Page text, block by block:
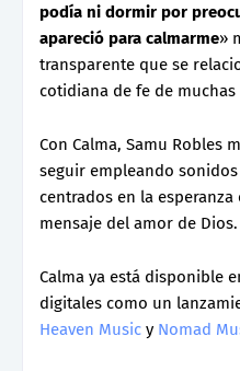
podía ni dormir por
apareció para calmarme»
transparente que se
cotidiana de fe de muchas
Con Calma, Samu Robles
seguir empleando
centrados en la
mensaje del amor de Dios.
Calma ya está disponible
digitales como un
Heaven Music y Nomad